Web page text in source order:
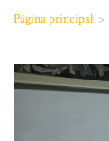
Página principal >